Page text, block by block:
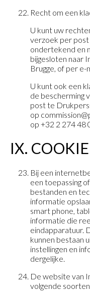
Recht om een
U kunt uw
verzoek per
ondertekend en
bijgesloten naar
Brugge, of per e-
U kunt ook een
de bescherming
post te
op
op +32 2 274 48
IX.
Bij een
een toepassing
bestanden en
informatie
smart phone,
informatie die
eindapparatuur.
kunnen bestaan
instellingen en
dergelijke.
De website van
volgende